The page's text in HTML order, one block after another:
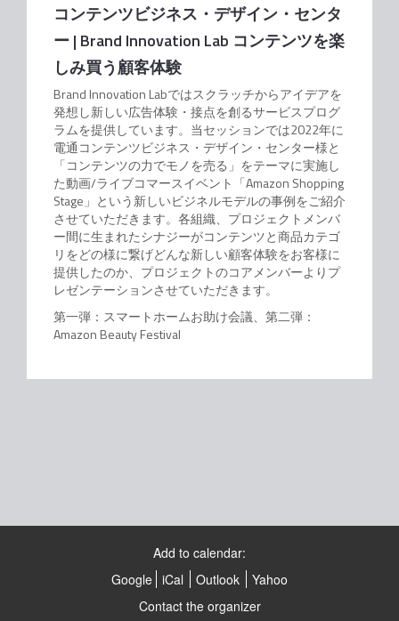
コンテンツビジネス・デザイン・センタ
ー | Brand Innovation Lab コンテンツを楽
しみ買う顧客体験
Brand Innovation Labではスクラッチからアイデアを
発想し新しい広告体験・接点を創るサービスプログ
ラムを提供しています。当セッションでは2022年に
電通コンテンツビジネス・デザイン・センター様と
「コンテンツの力でモノを売る」をテーマに実施し
た動画/ライブコマースイベント「Amazon Shopping
Stage」という新しいビジネルモデルの事例をご紹介
させていただきます。各組織、プロジェクトメンバ
ー間に生まれたシナジーがコンテンツと商品カテゴ
リをどの様に繋げどんな新しい顧客体験をお客様に
提供したのか、プロジェクトのコアメンバーよりプ
レゼンテーションさせていただきます。
第一弾：スマートホームお助け会議、第二弾：
Amazon Beauty Festival
Add to calendar:
Google iCal Outlook
Yahoo
Contact the organizer